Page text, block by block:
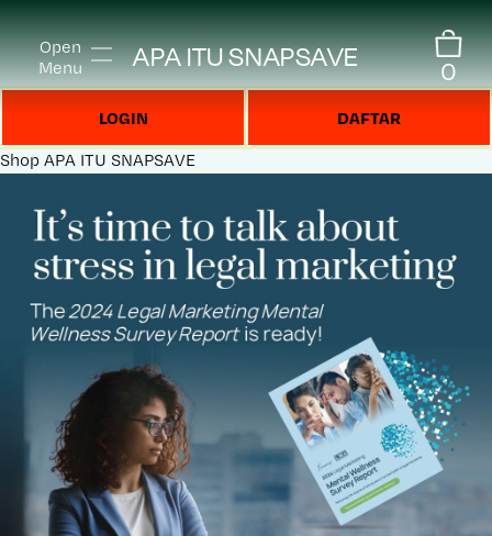
Open
Menu
APA ITU SNAPSAVE 0
LOGIN DAFTAR
Shop APA ITU SNAPSAVE